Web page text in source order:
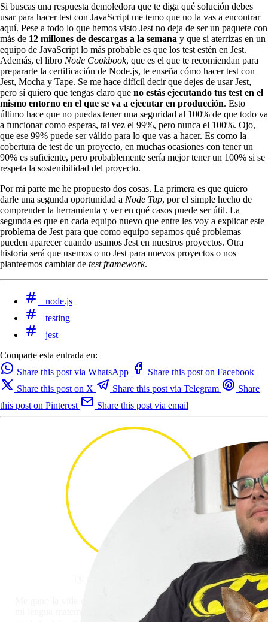
Si buscas una respuesta demoledora que te diga qué solución debes
usar para hacer test con JavaScript me temo que no la vas a encontrar
aquí. Pese a todo lo que hemos visto Jest no deja de ser un paquete con
más de 12 millones de descargas a la semana y que si aterrizas en un
equipo de JavaScript lo más probable es que los test estén en Jest.
Además, el libro Node Cookbook, que es el que te recomiendan para
prepararte la certificación de Node.js, te enseña cómo hacer test con
Jest, Mocha y Tape. Se me hace difícil decir que dejes de usar Jest,
pero sí quiero que tengas claro que no estás ejecutando tus test en el
mismo entorno en el que se va a ejecutar en producción. Esto
último hace que no puedas tener una seguridad al 100% de que todo va
a funcionar como esperas, tal vez el 99%, pero nunca el 100%. Ojo,
que ese 99% puede ser válido para lo que vas a hacer. Es como la
cobertura de test de un proyecto, en muchas ocasiones con tener un
90% es suficiente, pero probablemente sería mejor tener un 100% si se
respeta la sostenibilidad del proyecto.
Por mi parte me he propuesto dos cosas. La primera es que quiero
darle una segunda oportunidad a Node Tap, por el simple hecho de
comprender la herramienta y ver en qué casos puede ser útil. La
segunda es que en cada equipo nuevo que entre les voy a explicar este
problema de Jest para que como equipo sepamos qué problemas
pueden aparecer cuando usamos Jest en nuestros proyectos. Otra
historia será que usemos o no Jest para nuevos proyectos o nos
planteemos cambiar de test framework.
node.js
testing
jest
Comparte esta entrada en:
Share this post via WhatsApp
Share this post on Facebook
Share this post on X
Share this post via Telegram
Share
this post on Pinterest
Share this post via email
Ulises Santana
Me gano la vida como Desarrollador Full Stack. JavaScript es
mi lengua materna y la web mi patria. Trasteo con tecnologías